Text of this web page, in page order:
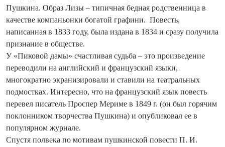
Пушкина. Образ Лизы – типичная бедная родственница в
качестве компаньонки богатой графини. Повесть,
написанная в 1833 году, была издана в 1834 и сразу получила
признание в обществе.
У «Пиковой дамы» счастливая судьба – это произведение
переводили на английский и французский языки,
многократно экранизировали и ставили на театральных
подмостках. Интересно, что на французский язык повесть
перевел писатель Проспер Мериме в 1849 г. (он был горячим
поклонником творчества Пушкина) и опубликовал ее в
популярном журнале.
Спустя полвека по мотивам пушкинской повести П. И.